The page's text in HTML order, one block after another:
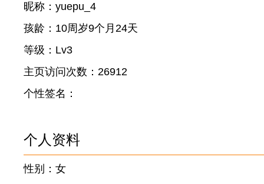
昵称：yuepu_4
孩龄：10周岁9个月24天
等级：Lv3
主页访问次数：26912
个性签名：
个人资料
性别：女